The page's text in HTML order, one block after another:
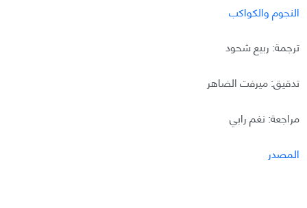
النجوم والكواكب
ترجمة: ربيع شحود
تدقيق: ميرفت الضاهر
مراجعة: نغم رابي
المصدر